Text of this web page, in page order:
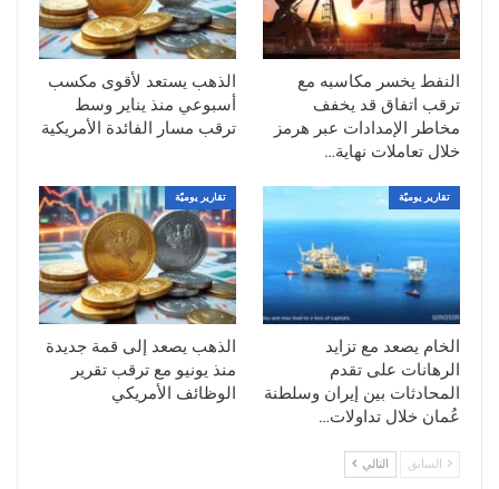
تحولت الأنظار مجددًا إلى مضيق هرمز بعد
ورود تقارير عن تعرض سفن تجارية لهجمات
أثناء عبورها الممر البحري، في تطور أعاد
المخاوف من احتمال تعطل حركة الشحن في
منطقة يمر عبرها نحو خُمس تجارة النفط
والغاز الطبيعي المسال عالميًا.
وأفادت مصادر أمنية بحرية بأن ناقلة نفط
سعودية تعرضت لأضرار قبالة السواحل
العُمانية، فيما قالت مصادر مطلعة إن ناقلة غاز
طبيعي مسال قطرية تعرضت لأضرار جسيمة
في المنطقة ذاتها، عقب تقارير تحدثت عن
استهداف سفن بصواريخ خلال ساعات الليل.
ورغم عدم اتساع نطاق الاضطرابات حتى الآن،
فإن المتعاملين يرون أن أي تهديد لحركة
الملاحة في المضيق كفيل بإعادة المخاطر
الجيوسياسية إلى واجهة تسعير النفط، بعد
النفط يخسر مكاسبه مع
ترقب اتفاق قد يخفف
مخاطر الإمدادات عبر هرمز
خلال تعاملات نهاية…
الذهب يستعد لأقوى مكسب
أسبوعي منذ يناير وسط
ترقب مسار الفائدة الأمريكية
تقارير يوميّة
الخام يصعد مع تزايد
الرهانات على تقدم
المحادثات بين إيران وسلطنة
عُمان خلال تداولات…
تقارير يوميّة
الذهب يصعد إلى قمة جديدة
منذ يونيو مع ترقب تقرير
الوظائف الأمريكي
السابق التالي